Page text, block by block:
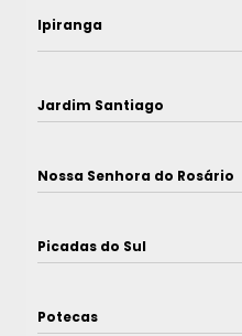
Ipiranga
Jardim Santiago
Nossa Senhora do Rosário
Picadas do Sul
Potecas